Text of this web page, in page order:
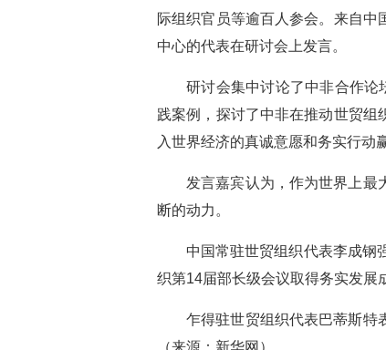
际组织官员等逾百人参会。来自
中心的代表在研讨会上发言。
研讨会集中讨论了中非合作论
践案例，探讨了中非在推动世贸组
入世界经济的真诚意愿和务实行动
发言嘉宾认为，作为世界上最
断的动力。
中国常驻世贸组织代表李成钢
织第14届部长级会议取得务实发展
乍得驻世贸组织代表巴蒂斯特
（来源：新华网）